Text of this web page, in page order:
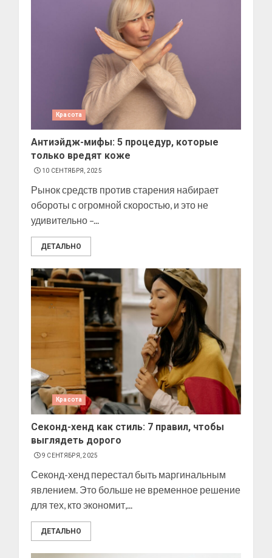
Красота
Антиэйдж-мифы: 5 процедур, которые
только вредят коже
10 СЕНТЯБРЯ, 2025
Рынок средств против старения набирает
обороты с огромной скоростью, и это не
удивительно –...
ДЕТАЛЬНО
Красота
Секонд-хенд как стиль: 7 правил, чтобы
выглядеть дорого
9 СЕНТЯБРЯ, 2025
Секонд-хенд перестал быть маргинальным
явлением. Это больше не временное решение
для тех, кто экономит,...
ДЕТАЛЬНО